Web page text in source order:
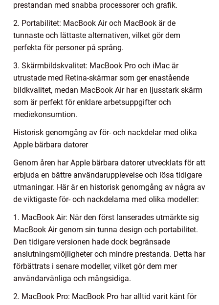
prestandan med snabba processorer och grafik.
2. Portabilitet: MacBook Air och MacBook är de
tunnaste och lättaste alternativen, vilket gör dem
perfekta för personer på språng.
3. Skärmbildskvalitet: MacBook Pro och iMac är
utrustade med Retina-skärmar som ger enastående
bildkvalitet, medan MacBook Air har en ljusstark skärm
som är perfekt för enklare arbetsuppgifter och
mediekonsumtion.
Historisk genomgång av för- och nackdelar med olika
Apple bärbara datorer
Genom åren har Apple bärbara datorer utvecklats för att
erbjuda en bättre användarupplevelse och lösa tidigare
utmaningar. Här är en historisk genomgång av några av
de viktigaste för- och nackdelarna med olika modeller:
1. MacBook Air: När den först lanserades utmärkte sig
MacBook Air genom sin tunna design och portabilitet.
Den tidigare versionen hade dock begränsade
anslutningsmöjligheter och mindre prestanda. Detta har
förbättrats i senare modeller, vilket gör dem mer
användarvänliga och mångsidiga.
2. MacBook Pro: MacBook Pro har alltid varit känt för